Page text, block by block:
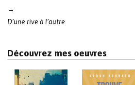
navigation
→
D’une rive à l’autre
Découvrez mes oeuvres